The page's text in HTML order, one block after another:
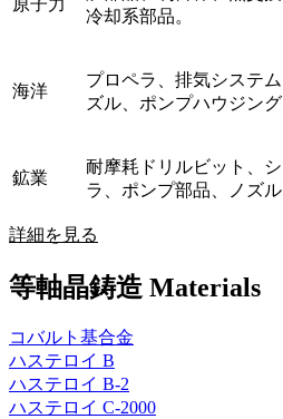
冷却系部品。
海洋
プロペラ、排気システ
ズル、ポンプハウジング
鉱業
耐摩耗ドリルビット、
ラ、ポンプ部品、ノズル
詳細を見る
等軸晶鋳造 Materials
コバルト基合金
ハステロイ B
ハステロイ B-2
ハステロイ C-2000